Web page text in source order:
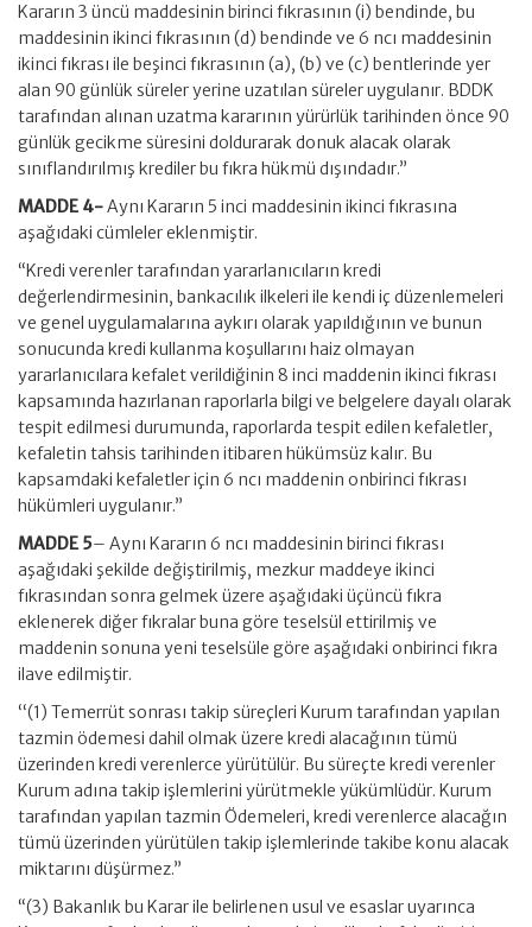
Kararın 3 üncü maddesinin birinci fıkrasının (i) bendinde, bu
maddesinin ikinci fıkrasının (d) bendinde ve 6 ncı maddesinin
ikinci fıkrası ile beşinci fıkrasının (a), (b) ve (c) bentlerinde yer
alan 90 günlük süreler yerine uzatılan süreler uygulanır. BDDK
tarafından alınan uzatma kararının yürürlük tarihinden önce 90
günlük gecikme süresini doldurarak donuk alacak olarak
sınıflandırılmış krediler bu fıkra hükmü dışındadır.”
MADDE 4-Aynı Kararın 5 inci maddesinin ikinci fıkrasına
aşağıdaki cümleler eklenmiştir.
“Kredi verenler tarafından yararlanıcıların kredi
değerlendirmesinin, bankacılık ilkeleri ile kendi iç düzenlemeleri
ve genel uygulamalarına aykırı olarak yapıldığının ve bunun
sonucunda kredi kullanma koşullarını haiz olmayan
yararlanıcılara kefalet verildiğinin 8 inci maddenin ikinci fıkrası
kapsamında hazırlanan raporlarla bilgi ve belgelere dayalı olarak
tespit edilmesi durumunda, raporlarda tespit edilen kefaletler,
kefaletin tahsis tarihinden itibaren hükümsüz kalır. Bu
kapsamdaki kefaletler için 6 ncı maddenin onbirinci fıkrası
hükümleri uygulanır.”
MADDE 5– Aynı Kararın 6 ncı maddesinin birinci fıkrası
aşağıdaki şekilde değiştirilmiş, mezkur maddeye ikinci
fıkrasından sonra gelmek üzere aşağıdaki üçüncü fıkra
eklenerek diğer fıkralar buna göre teselsül ettirilmiş ve
maddenin sonuna yeni teselsüle göre aşağıdaki onbirinci fıkra
ilave edilmiştir.
‘‘(1) Temerrüt sonrası takip süreçleri Kurum tarafından yapılan
tazmin ödemesi dahil olmak üzere kredi alacağının tümü
üzerinden kredi verenlerce yürütülür. Bu süreçte kredi verenler
Kurum adına takip işlemlerini yürütmekle yükümlüdür. Kurum
tarafından yapılan tazmin Ödemeleri, kredi verenlerce alacağın
tümü üzerinden yürütülen takip işlemlerinde takibe konu alacak
miktarını düşürmez.”
“(3) Bakanlık bu Karar ile belirlenen usul ve esaslar uyarınca